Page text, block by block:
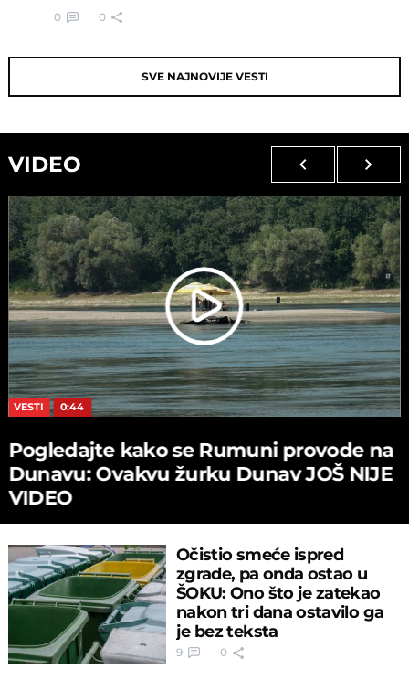
0 0
SVE NAJNOVIJE VESTI
VIDEO
VESTI 0:44
Pogledajte kako se Rumuni provode na
Dunavu: Ovakvu žurku Dunav JOŠ NIJE
VIDEO
Očistio smeće ispred
zgrade, pa onda ostao u
ŠOKU: Ono što je zatekao
nakon tri dana ostavilo ga
je bez teksta
9 0